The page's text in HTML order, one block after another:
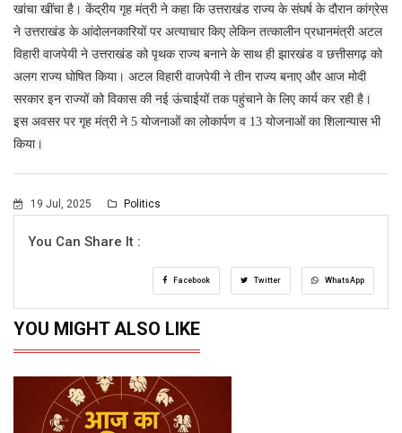
खांचा खींचा है। केंद्रीय गृह मंत्री ने कहा कि उत्तराखंड राज्य के संघर्ष के दौरान कांग्रेस
ने उत्तराखंड के आंदोलनकारियों पर अत्याचार किए लेकिन तत्कालीन प्रधानमंत्री अटल
विहारी वाजपेयी ने उत्तराखंड को पृथक राज्य बनाने के साथ ही झारखंड व छत्तीसगढ़ को
अलग राज्य घोषित किया। अटल विहारी वाजपेयी ने तीन राज्य बनाए और आज मोदी
सरकार इन राज्यों को विकास की नई ऊंचाईयों तक पहुंचाने के लिए कार्य कर रही है।
इस अवसर पर गृह मंत्री ने 5 योजनाओं का लोकार्पण व 13 योजनाओं का शिलान्यास भी
किया।
19 Jul, 2025 Politics
You Can Share It :
Facebook Twitter WhatsApp
YOU MIGHT ALSO LIKE